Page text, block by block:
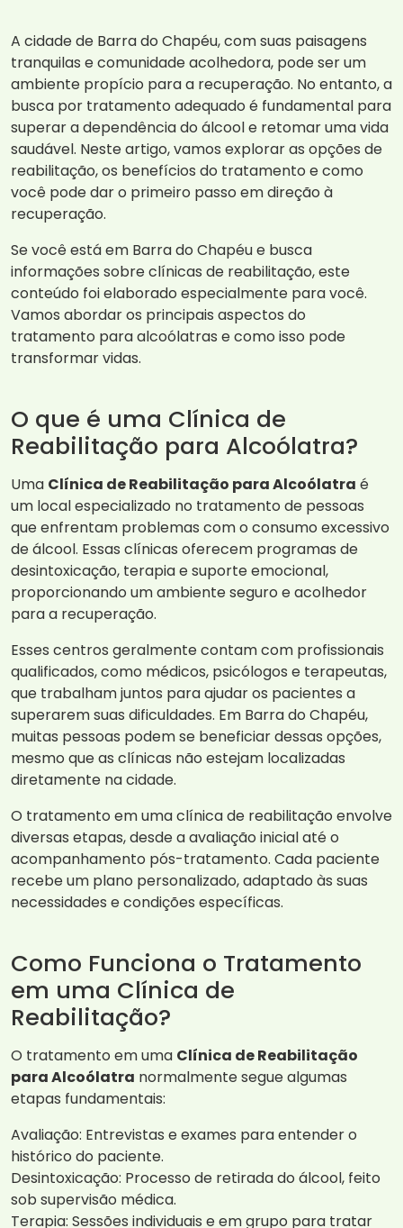
A cidade de Barra do Chapéu, com suas paisagens
tranquilas e comunidade acolhedora, pode ser um
ambiente propício para a recuperação. No entanto, a
busca por tratamento adequado é fundamental para
superar a dependência do álcool e retomar uma vida
saudável. Neste artigo, vamos explorar as opções de
reabilitação, os benefícios do tratamento e como
você pode dar o primeiro passo em direção à
recuperação.
Se você está em Barra do Chapéu e busca
informações sobre clínicas de reabilitação, este
conteúdo foi elaborado especialmente para você.
Vamos abordar os principais aspectos do
tratamento para alcoólatras e como isso pode
transformar vidas.
O que é uma Clínica de
Reabilitação para Alcoólatra?
Uma Clínica de Reabilitação para Alcoólatra é
um local especializado no tratamento de pessoas
que enfrentam problemas com o consumo excessivo
de álcool. Essas clínicas oferecem programas de
desintoxicação, terapia e suporte emocional,
proporcionando um ambiente seguro e acolhedor
para a recuperação.
Esses centros geralmente contam com profissionais
qualificados, como médicos, psicólogos e terapeutas,
que trabalham juntos para ajudar os pacientes a
superarem suas dificuldades. Em Barra do Chapéu,
muitas pessoas podem se beneficiar dessas opções,
mesmo que as clínicas não estejam localizadas
diretamente na cidade.
O tratamento em uma clínica de reabilitação envolve
diversas etapas, desde a avaliação inicial até o
acompanhamento pós-tratamento. Cada paciente
recebe um plano personalizado, adaptado às suas
necessidades e condições específicas.
Como Funciona o Tratamento
em uma Clínica de
Reabilitação?
O tratamento em uma Clínica de Reabilitação
para Alcoólatra normalmente segue algumas
etapas fundamentais:
Avaliação: Entrevistas e exames para entender o
histórico do paciente.
Desintoxicação: Processo de retirada do álcool, feito
sob supervisão médica.
Terapia: Sessões individuais e em grupo para tratar